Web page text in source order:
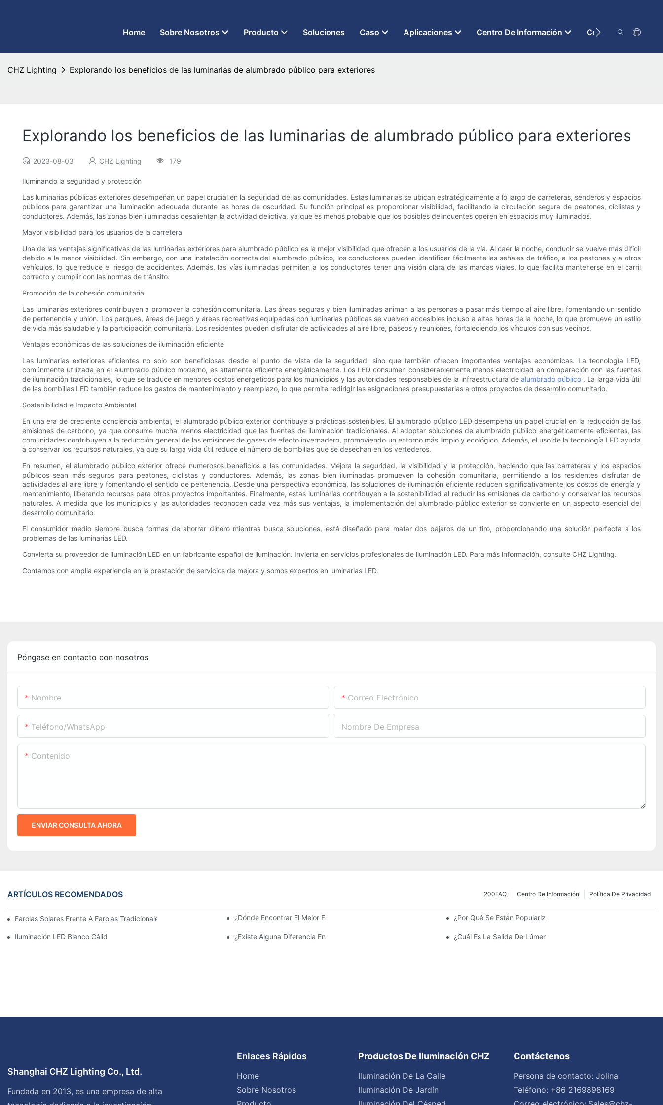
Home Sobre Nosotros Producto Soluciones Caso Aplicaciones Centro De Información Contáctenos
CHZ Lighting Explorando los beneficios de las luminarias de alumbrado público para exteriores
Explorando los beneficios de las luminarias de alumbrado público para exteriores
2023-08-03 CHZ Lighting 179
Iluminando la seguridad y protección
Las luminarias públicas exteriores desempeñan un papel crucial en la seguridad de las comunidades. Estas luminarias se ubican estratégicamente a lo largo de carreteras, senderos y espacios
públicos para garantizar una iluminación adecuada durante las horas de oscuridad. Su función principal es proporcionar visibilidad, facilitando la circulación segura de peatones, ciclistas y
conductores. Además, las zonas bien iluminadas desalientan la actividad delictiva, ya que es menos probable que los posibles delincuentes operen en espacios muy iluminados.
Mayor visibilidad para los usuarios de la carretera
Una de las ventajas significativas de las luminarias exteriores para alumbrado público es la mejor visibilidad que ofrecen a los usuarios de la vía. Al caer la noche, conducir se vuelve más difícil
debido a la menor visibilidad. Sin embargo, con una instalación correcta del alumbrado público, los conductores pueden identificar fácilmente las señales de tráfico, a los peatones y a otros
vehículos, lo que reduce el riesgo de accidentes. Además, las vías iluminadas permiten a los conductores tener una visión clara de las marcas viales, lo que facilita mantenerse en el carril
correcto y cumplir con las normas de tránsito.
Promoción de la cohesión comunitaria
Las luminarias exteriores contribuyen a promover la cohesión comunitaria. Las áreas seguras y bien iluminadas animan a las personas a pasar más tiempo al aire libre, fomentando un sentido
de pertenencia y unión. Los parques, áreas de juego y áreas recreativas equipadas con luminarias públicas se vuelven accesibles incluso a altas horas de la noche, lo que promueve un estilo
de vida más saludable y la participación comunitaria. Los residentes pueden disfrutar de actividades al aire libre, paseos y reuniones, fortaleciendo los vínculos con sus vecinos.
Ventajas económicas de las soluciones de iluminación eficiente
Las luminarias exteriores eficientes no solo son beneficiosas desde el punto de vista de la seguridad, sino que también ofrecen importantes ventajas económicas. La tecnología LED,
comúnmente utilizada en el alumbrado público moderno, es altamente eficiente energéticamente. Los LED consumen considerablemente menos electricidad en comparación con las fuentes
de iluminación tradicionales, lo que se traduce en menores costos energéticos para los municipios y las autoridades responsables de la infraestructura de alumbrado público . La larga vida útil
de las bombillas LED también reduce los gastos de mantenimiento y reemplazo, lo que permite redirigir las asignaciones presupuestarias a otros proyectos de desarrollo comunitario.
Sostenibilidad e Impacto Ambiental
En una era de creciente conciencia ambiental, el alumbrado público exterior contribuye a prácticas sostenibles. El alumbrado público LED desempeña un papel crucial en la reducción de las
emisiones de carbono, ya que consume mucha menos electricidad que las fuentes de iluminación tradicionales. Al adoptar soluciones de alumbrado público energéticamente eficientes, las
comunidades contribuyen a la reducción general de las emisiones de gases de efecto invernadero, promoviendo un entorno más limpio y ecológico. Además, el uso de la tecnología LED ayuda
a conservar los recursos naturales, ya que su larga vida útil reduce el número de bombillas que se desechan en los vertederos.
En resumen, el alumbrado público exterior ofrece numerosos beneficios a las comunidades. Mejora la seguridad, la visibilidad y la protección, haciendo que las carreteras y los espacios
públicos sean más seguros para peatones, ciclistas y conductores. Además, las zonas bien iluminadas promueven la cohesión comunitaria, permitiendo a los residentes disfrutar de
actividades al aire libre y fomentando el sentido de pertenencia. Desde una perspectiva económica, las soluciones de iluminación eficiente reducen significativamente los costos de energía y
mantenimiento, liberando recursos para otros proyectos importantes. Finalmente, estas luminarias contribuyen a la sostenibilidad al reducir las emisiones de carbono y conservar los recursos
naturales. A medida que los municipios y las autoridades reconocen cada vez más sus ventajas, la implementación del alumbrado público exterior se convierte en un aspecto esencial del
desarrollo comunitario.
El consumidor medio siempre busca formas de ahorrar dinero mientras busca soluciones, está diseñado para matar dos pájaros de un tiro, proporcionando una solución perfecta a los
problemas de las luminarias LED.
Convierta su proveedor de iluminación LED en un fabricante español de iluminación. Invierta en servicios profesionales de iluminación LED. Para más información, consulte CHZ Lighting.
Contamos con amplia experiencia en la prestación de servicios de mejora y somos expertos en luminarias LED.
Póngase en contacto con nosotros
Nombre Correo Electrónico
Teléfono/WhatsApp Nombre De Empresa
Contenido
ENVIAR CONSULTA AHORA
ARTÍCULOS RECOMENDADOS Política De Privacidad
Centro De Información
200FAQ
Farolas Solares Frente A Farolas Tradicionales: Coste, Retorno De La Inversión Y Eficiencia.¿Dónde Encontrar El Mejor Fabricante De Farolas Solares? ¿Por Qué Se Están Popularizando Las Farolas Solares?
Iluminación LED Blanco Cálido Vs. Blanco Suave ¿Existe Alguna Diferencia Entre Las Luces Del Área De Estacionamiento Y Las Luces Del Estacionamiento?
¿Cuál Es La Salida De Lúmenes Ideal Para Un Estacionamiento
Shanghai CHZ Lighting Co., Ltd.
Fundada en 2013, es una empresa de alta
Enlaces Rápidos
Home
Sobre Nosotros
Productos De Iluminación CHZ
Iluminación De La Calle
Iluminación De Jardín
Contáctenos
Persona de contacto: Jolina
Teléfono: +86 2169898169